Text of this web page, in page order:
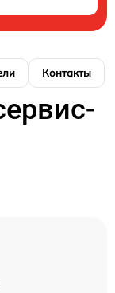
Контакты